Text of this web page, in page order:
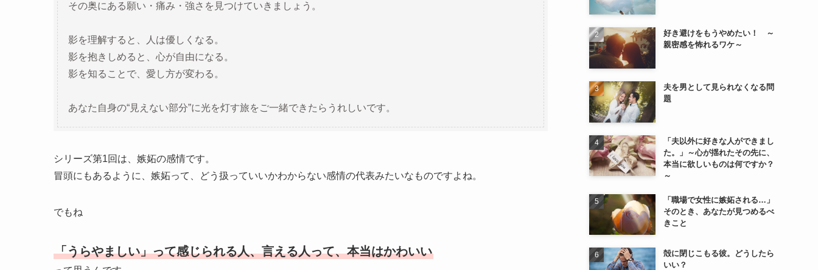
その奥にある願い・痛み・強さを見つけていきましょう。
影を理解すると、人は優しくなる。
影を抱きしめると、心が自由になる。
影を知ることで、愛し方が変わる。
あなた自身の“見えない部分”に光を灯す旅をご一緒できたらうれしいです。
シリーズ第1回は、嫉妬の感情です。
冒頭にもあるように、嫉妬って、どう扱っていいかわからない感情の代表みたいなものですよね。
でもね
「うらやましい」って感じられる人、言える人って、本当はかわいい
好き避けをもうやめたい！ ～
親密感を怖れるワケ～
夫を男として見られなくなる問
題
「夫以外に好きな人ができまし
た。」～心が揺れたその先に、
本当に欲しいものは何ですか？
～
「職場で女性に嫉妬される…」
そのとき、あなたが見つめるべ
きこと
殻に閉じこもる彼。どうしたら
いい？